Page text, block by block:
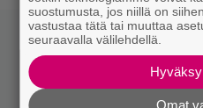
suostumusta, jos niillä on
vastustaa tätä tai muuttaa
seuraavalla välilehdellä.
Omat